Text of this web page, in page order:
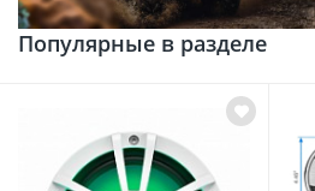
Популярные в разделе